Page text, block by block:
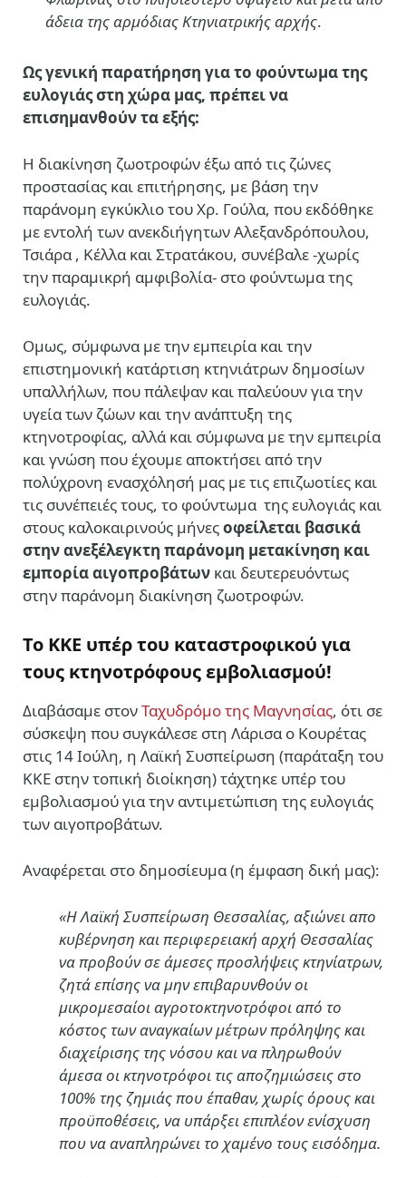
άδεια της αρμόδιας Κτηνιατρικής αρχής.
Ωςγενική παρατήρηση γιατο φούντωμα της
ευλογιάς στη χώρα μας, πρέπει να
επισημανθούν τα εξής:
Η διακίνηση ζωοτροφών έξω από τις ζώνες
προστασίας και επιτήρησης, με βάση την
παράνομη εγκύκλιο του Χρ. Γούλα, που εκδόθηκε
με εντολή των ανεκδιήγητων Αλεξανδρόπουλου,
Τσιάρα , Κέλλα και Στρατάκου, συνέβαλε -χωρίς
την παραμικρή αμφιβολία- στο φούντωμα της
ευλογιάς.
Ομως, σύμφωνα με την εμπειρία και την
επιστημονική κατάρτιση κτηνιάτρων δημοσίων
υπαλλήλων, που πάλεψαν και παλεύουν για την
υγεία των ζώων και την ανάπτυξη της
κτηνοτροφίας, αλλά και σύμφωνα με την εμπειρία
και γνώση που έχουμε αποκτήσει από την
πολύχρονη ενασχόλησή μας με τις επιζωοτίες και
τις συνέπειές τους, το φούντωμα της ευλογιάς και
στους καλοκαιρινούς μήνεςοφείλεται βασικά
στην ανεξέλεγκτη παράνομη μετακίνηση και
εμπορία αιγοπροβάτων και δευτερευόντως
στην παράνομη διακίνηση ζωοτροφών.
Το ΚΚΕ υπέρ του καταστροφικού για
τους κτηνοτρόφους εμβολιασμού!
Διαβάσαμε στονΤαχυδρόμο της Μαγνησίας, ότι σε
σύσκεψη που συγκάλεσε στη Λάρισα ο Κουρέτας
στις 14 Ιούλη, η Λαϊκή Συσπείρωση (παράταξη του
ΚΚΕ στην τοπική διοίκηση) τάχτηκε υπέρ του
εμβολιασμού για την αντιμετώπιση της ευλογιάς
των αιγοπροβάτων.
Αναφέρεται στο δημοσίευμα (η έμφαση δική μας):
«Η Λαϊκή Συσπείρωση Θεσσαλίας, αξιώνει απο
κυβέρνηση και περιφερειακή αρχή Θεσσαλίας
να προβούν σε άμεσες προσλήψεις κτηνίατρων,
ζητά επίσης να μην επιβαρυνθούν οι
μικρομεσαίοι αγροτοκτηνοτρόφοι από το
κόστος των αναγκαίων μέτρων πρόληψης και
διαχείρισης της νόσου και να πληρωθούν
άμεσα οι κτηνοτρόφοι τις αποζημιώσεις στο
100% της ζημιάς που έπαθαν, χωρίς όρους και
προϋποθέσεις, να υπάρξει επιπλέον ενίσχυση
που να αναπληρώνει το χαμένο τους εισόδημα.